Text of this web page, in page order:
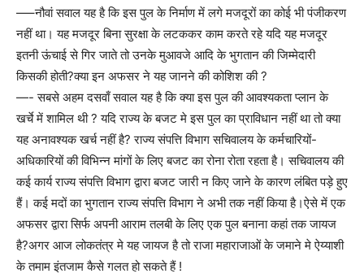
—–नौवां सवाल यह है कि इस पुल के निर्माण में लगे मजदूरों का कोई भी पंजीकरण
नहीं था। यह मजदूर बिना सुरक्षा के लटककर काम करते रहे यदि यह मजदूर
इतनी ऊंचाई से गिर जाते तो उनके मुआवजे आदि के भुगतान की जिम्मेदारी
किसकी होती?क्या इन अफसर ने यह जानने की कोशिश की ?
—- सबसे अहम दसवाँ सवाल यह है कि क्या इस पुल की आवश्यकता प्लान के
खर्चे में शामिल थी ? यदि राज्य के बजट मे इस पुल का प्राविधान नहीं था तो क्या
यह अनावश्यक खर्च नहीं है? राज्य संपत्ति विभाग सचिवालय के कर्मचारियों-
अधिकारियों की विभिन्न मांगों के लिए बजट का रोना रोता रहता है। सचिवालय की
कई कार्य राज्य संपत्ति विभाग द्वारा बजट जारी न किए जाने के कारण लंबित पड़े हुए
हैं। कई मदों का भुगतान राज्य संपत्ति विभाग ने अभी तक नहीं किया है।ऐसे में एक
अफसर द्वारा सिर्फ अपनी आराम तलबी के लिए एक पुल बनाना कहां तक जायज
है?अगर आज लोकतंत्र मे यह जायज है तो राजा महाराजाओं के जमाने मे ऐय्याशी
के तमाम इंतजाम कैसे गलत हो सकते हैं !